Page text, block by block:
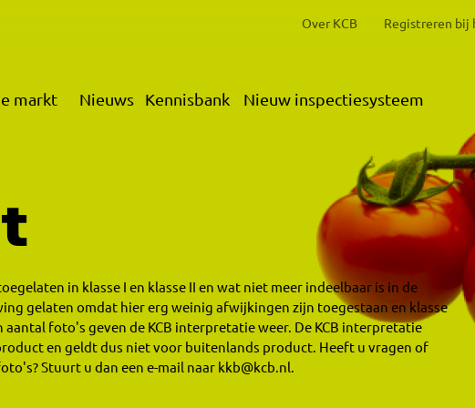
Over KCB Registreren bij
markt Nieuws Kennisbank Nieuw inspectiesysteem
in klasse I en klasse II en wat niet meer indeelbaar is in de
gelaten omdat hier erg weinig afwijkingen zijn toegestaan en klasse
aantal foto's geven de KCB interpretatie weer. De KCB interpretatie
en geldt dus niet voor buitenlands product. Heeft u vragen of
Stuurt u dan een e-mail naar kkb@kcb.nl.